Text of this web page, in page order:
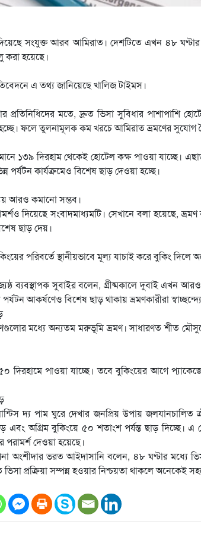
সংযুক্ত আরব আমিরাত। দেশটিতে এখন ৪৮ ঘণ্টার
হয়েছে।
এ তথ্য জানিয়েছে খালিজ টাইমস।
প্রতিনিধিদের মতে, দ্রুত ভিসা সুবিধার পাশাপাশি
ফলে তুলনামূলক কম খরচে আমিরাত ভ্রমণের সুযোগ
১৩৯ দিরহাম থেকেই হোটেল কক্ষ পাওয়া যাচ্ছে।
পর্যটন কার্যক্রমেও বিশেষ ছাড় দেওয়া হচ্ছে।
আরও কমানো সম্ভব।
দিয়েছে সংবাদমাধ্যমটি। সেখানে বলা হয়েছে,
ছাড় দেয়।
পরিবর্তে স্থানীয়ভাবে মূল্য যাচাই করে বুকিং দিলে
ব্যবস্থাপক সুবাইর বলেন, গ্রীষ্মকালে দুবাই এখন
পর্যটন আকর্ষণেও বিশেষ ছাড় থাকায় ভ্রমণকারীরা
মধ্যে অন্যতম মরুভূমি ভ্রমণ। সাধারণত শীত
৫০ দিরহামে পাওয়া যাচ্ছে। তবে বুকিংয়ের আগে
পাম ঘুরে দেখার জনপ্রিয় উপায় জলযানচালিত
এবং অগ্রিম বুকিংয়ে ৫০ শতাংশ পর্যন্ত ছাড় দিচ্ছে। এ
দেওয়া হয়েছে।
অংশীদার ভরত আইদাসানি বলেন, ৪৮ ঘণ্টার মধ্যে
প্রক্রিয়া সম্পন্ন হওয়ার নিশ্চয়তা থাকলে অনেকেই